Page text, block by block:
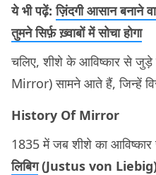
ये भी पढ़ें:ज़िंदगी आसान बनाने
तुमने सिर्फ़ ख़्वाबों में सोचा होगा
चलिए, शीशे के आविष्कार से
Mirror) सामने आते हैं, जिन्हें
History Of Mirror
1835 में जब शीशे का आविष्कार
लिबिग(Justus von